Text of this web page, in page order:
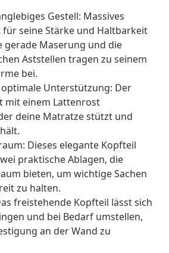
Gestell: Massives
seine Stärke und Haltbarkeit
gerade Maserung und die
Aststellen tragen zu seinem
bei.
Unterstützung: Der
mit einem Lattenrost
deine Matratze stützt und
Dieses elegante Kopfteil
praktische Ablagen, die
bieten, um wichtige Sachen
zu halten.
freistehende Kopfteil lässt sich
und bei Bedarf umstellen,
an der Wand zu